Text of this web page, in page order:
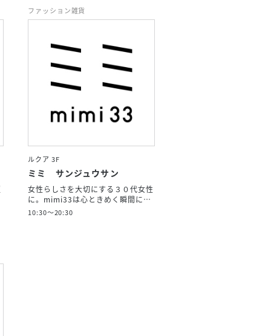
ファッション雑貨
ルクア 3F
ミミ サンジュウサン
女性らしさを大切にする３０代女性
に。mimi33は心ときめく瞬間に…
10:30～20:30